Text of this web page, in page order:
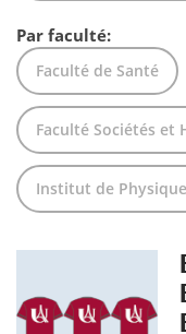
Par faculté:
Faculté de Santé
Faculté Sociétés et
Institut de